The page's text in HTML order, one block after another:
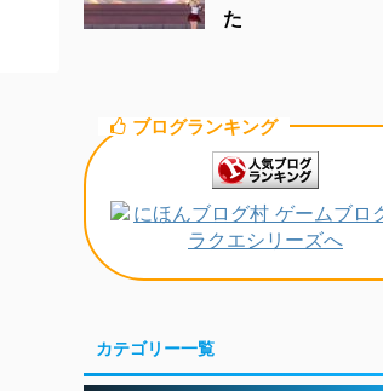
た
ブログランキング
カテゴリー一覧